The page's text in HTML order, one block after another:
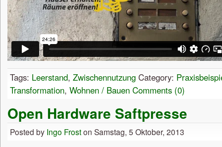
Tags: Leerstand, Zwischennutzung Category:
Transformation, Wohnen / Bauen Comments (0)
Open Hardware Saftpresse
Posted by Ingo Froston Samstag, 5 Oktober, 2013